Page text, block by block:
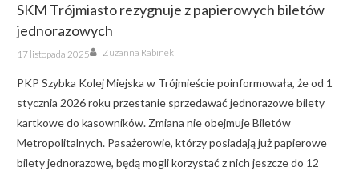
SKM Trójmiasto rezygnuje z papierowych biletów
jednorazowych
Posted
on
17 listopada 2025 Author
Zuzanna Rabinek
PKP Szybka Kolej Miejska w Trójmieście poinformowała, że od 1
stycznia 2026 roku przestanie sprzedawać jednorazowe bilety
kartkowe do kasowników. Zmiana nie obejmuje Biletów
Metropolitalnych. Pasażerowie, którzy posiadają już papierowe
bilety jednorazowe, będą mogli korzystać z nich jeszcze do 12